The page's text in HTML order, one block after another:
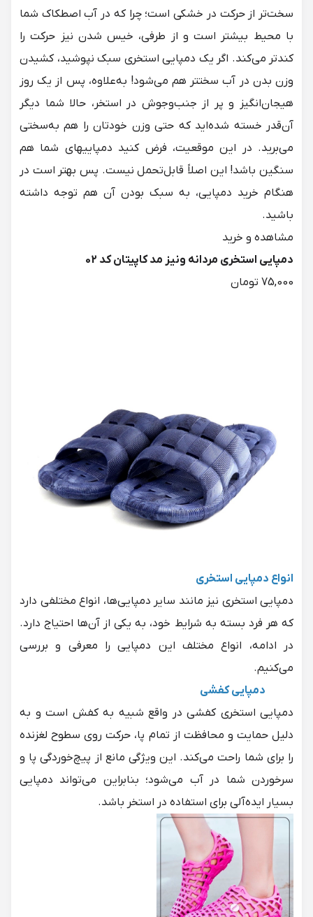
سخت‌تر از حرکت در خشکی است؛ چرا که در آب اصطکاک شما
با محیط بیشتر است و از طرفی، خیس شدن نیز حرکت را
کندتر می‌کند. اگر یک دمپایی استخری سبک نپوشید، کشیدن
وزن بدن در آب سخت‎تر هم می‌شود! به‌علاوه، پس از یک روز
هیجان‌انگیز و پر از جنب‌وجوش در استخر، حالا شما دیگر
آن‌قدر خسته شده‌اید که حتی وزن خودتان را هم به‌سختی
می‌برید. در این موقعیت، فرض کنید دمپایی‎های شما هم
سنگین باشد! این اصلاً قابل‌تحمل نیست. پس بهتر است در
هنگام خرید دمپایی، به سبک بودن آن هم توجه داشته
باشید.
دمپایی استخری مردانه ونیز مد کاپیتان کد 02
75,000 تومان
انواع دمپایی استخری
دمپایی استخری نیز مانند سایر دمپایی‌ها، انواع مختلفی دارد
که هر فرد بسته به شرایط خود، به یکی از آن‌ها احتیاج دارد.
در ادامه، انواع مختلف این دمپایی را معرفی و بررسی
می‌کنیم.
دمپایی کفشی
دمپایی استخری کفشی در واقع شبیه به کفش است و به
دلیل حمایت و محافظت از تمام پا، حرکت روی سطوح لغزنده
را برای شما راحت می‌کند. این ویژگی مانع از پیچ‌خوردگی پا و
سرخوردن شما در آب می‌شود؛ بنابراین می‌تواند دمپایی
بسیار ایده‌آلی برای استفاده در استخر باشد.